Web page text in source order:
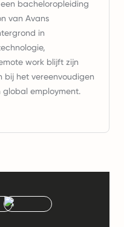
bacheloropleiding
van Avans
in
work blijft zijn
bij het vereenvoudigen
global employment.